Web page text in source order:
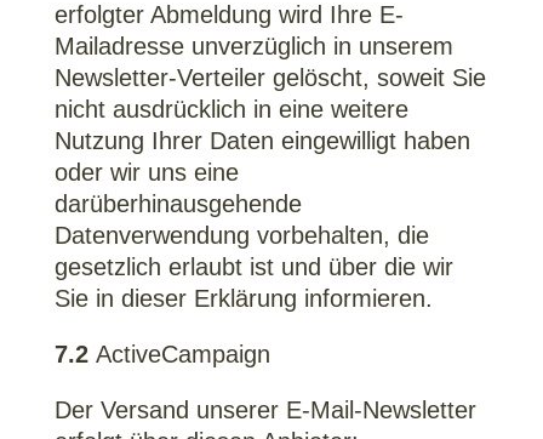
erfolgter Abmeldung wird Ihre E-
Mailadresse unverzüglich in unserem
Newsletter-Verteiler gelöscht, soweit Sie
nicht ausdrücklich in eine weitere
Nutzung Ihrer Daten eingewilligt haben
oder wir uns eine
darüberhinausgehende
Datenverwendung vorbehalten, die
gesetzlich erlaubt ist und über die wir
Sie in dieser Erklärung informieren.
7.2ActiveCampaign
Der Versand unserer E-Mail-Newsletter